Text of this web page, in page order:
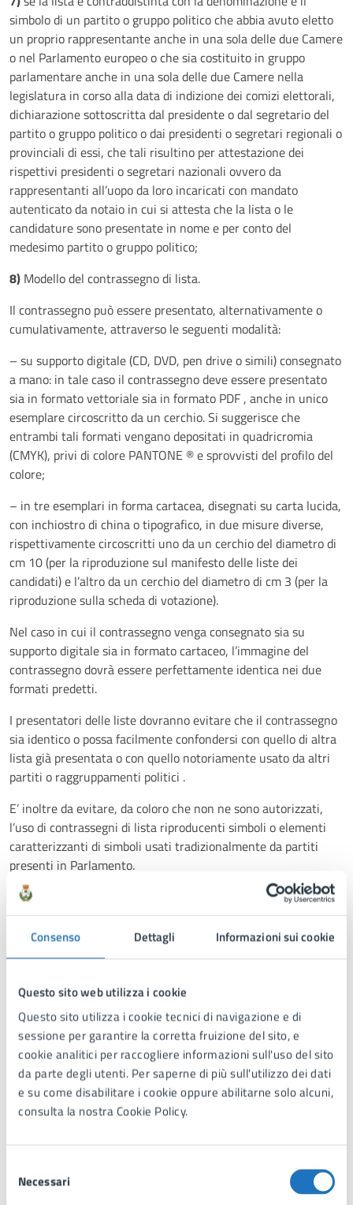
Consenso Dettagli Informazioni sui cookie
Questo sito web utilizza i cookie
Questo sito utilizza i cookie tecnici di navigazione e di
sessione per garantire la corretta fruizione del sito, e
cookie analitici per raccogliere informazioni sull'uso del sito
da parte degli utenti. Per saperne di più sull'utilizzo dei dati
e su come disabilitare i cookie oppure abilitarne solo alcuni,
consulta la nostra Cookie Policy.
delNecessari
simbolo di un partito o gruppo politico che abbia avuto eletto
un proprio rappresentante anche in una sola delle due Camere
o nel Parlamento europeo o che sia costituito in gruppo
parlamentare anche in una sola delle due Camere nella
legislatura in corso alla data di indizione dei comizi elettorali,
dichiarazione sottoscritta dal presidente o dal segretario del
partito o gruppo politico o dai presidenti o segretari regionali o
provinciali di essi, che tali risultino per attestazione dei
rispettivi presidenti o segretari nazionali ovvero da
rappresentanti all’uopo da loro incaricati con mandato
autenticato da notaio in cui si attesta che la lista o le
candidature sono presentate in nome e per conto del
medesimo partito o gruppo politico;
8) Modello del contrassegno di lista.
Il contrassegno può essere presentato, alternativamente o
cumulativamente, attraverso le seguenti modalità:
– su supporto digitale (CD, DVD, pen drive o simili) consegnato
a mano: in tale caso il contrassegno deve essere presentato
sia in formato vettoriale sia in formato PDF , anche in unico
esemplare circoscritto da un cerchio. Si suggerisce che
entrambi tali formati vengano depositati in quadricromia
(CMYK), privi di colore PANTONE ® e sprovvisti del profilo del
colore;
– in tre esemplari in forma cartacea, disegnati su carta lucida,
con inchiostro di china o tipografico, in due misure diverse,
rispettivamente circoscritti uno da un cerchio del diametro di
cm 10 (per la riproduzione sul manifesto delle liste dei
candidati) e l’altro da un cerchio del diametro di cm 3 (per la
riproduzione sulla scheda di votazione).
Nel caso in cui il contrassegno venga consegnato sia su
supporto digitale sia in formato cartaceo, l’immagine del
contrassegno dovrà essere perfettamente identica nei due
formati predetti.
I presentatori delle liste dovranno evitare che il contrassegno
sia identico o possa facilmente confondersi con quello di altra
lista già presentata o con quello notoriamente usato da altri
partiti o raggruppamenti politici .
E’ inoltre da evitare, da coloro che non ne sono autorizzati,
l’uso di contrassegni di lista riproducenti simboli o elementi
caratterizzanti di simboli usati tradizionalmente da partiti
presenti in Parlamento.
E’ vietato depositare contrassegni che riproducono:
– immagini o soggetti di natura religiosa
– simboli del Comune
– denominazioni e simbolo di società, anche calcistiche e
sportive, senza autorizzazione
– espressioni, immagini o raffigurazioni che fanno riferimento
a ideologie autoritarie
9)Programma amministrativo: una copia del programma
amministrativo verrà pubblicato all’albo pretorio online del
deve recare sottoscrizioni
autografe).